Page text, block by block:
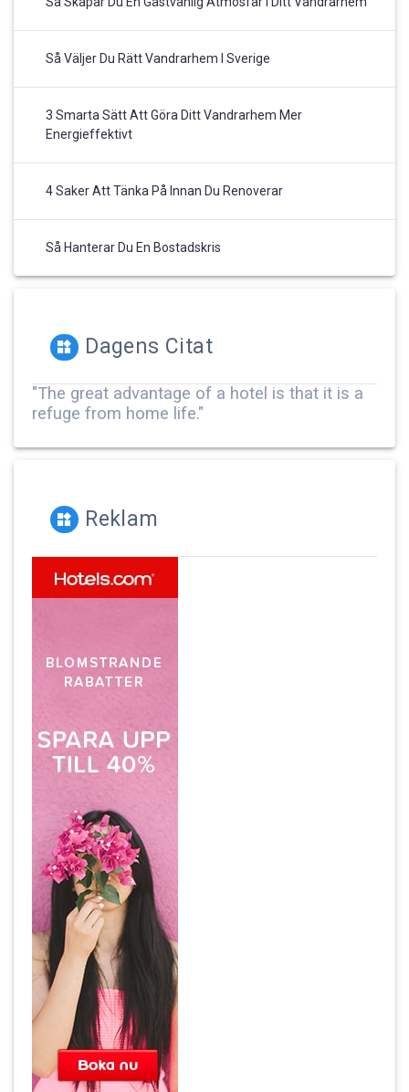
Så Väljer Du Rätt Vandrarhem I Sverige
3 Smarta Sätt Att Göra Ditt Vandrarhem Mer
Energieffektivt
4 Saker Att Tänka På Innan Du Renoverar
Så Hanterar Du En Bostadskris
Dagens Citat
"The great advantage of a hotel is that it is a
refuge from home life."
Reklam